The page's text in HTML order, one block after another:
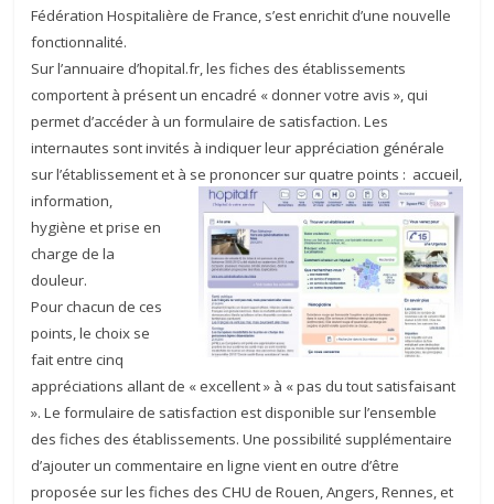
Fédération Hospitalière de France, s’est enrichit d’une nouvelle
fonctionnalité.
Sur l’annuaire d’hopital.fr, les fiches des établissements
comportent à présent un encadré « donner votre avis », qui
permet d’accéder à un formulaire de satisfaction. Les
internautes sont invités à indiquer leur appréciation générale
sur l’établissement et à se prononcer sur quatre points : accueil,
information,
hygiène et prise en
charge de la
douleur.
Pour chacun de ces
points, le choix se
fait entre cinq
appréciations allant de « excellent » à « pas du tout satisfaisant
». Le formulaire de satisfaction est disponible sur l’ensemble
des fiches des établissements. Une possibilité supplémentaire
d’ajouter un commentaire en ligne vient en outre d’être
proposée sur les fiches des CHU de Rouen, Angers, Rennes, et